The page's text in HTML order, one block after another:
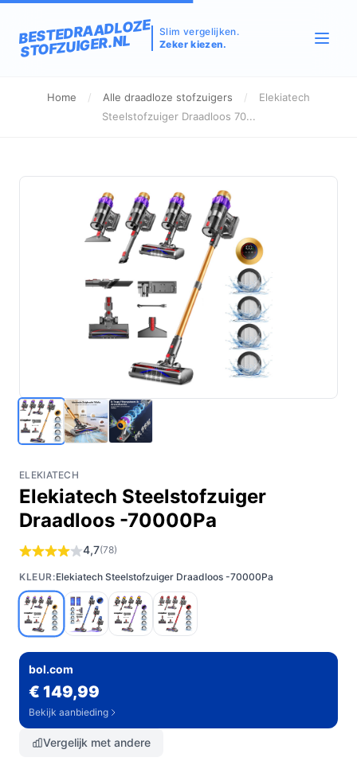
BESTEDRAADLOZE
STOFZUIGER.NL
Slim vergelijken.
Zeker kiezen.
Home / Alle draadloze stofzuigers /
Elekiatech
Steelstofzuiger Draadloos 70...
ELEKIATECH
Elekiatech Steelstofzuiger
Draadloos -70000Pa
4,7(78)
KLEUR:Elekiatech Steelstofzuiger Draadloos -70000Pa
bol.com
€ 149,99
Bekijk aanbieding
Vergelijk met andere